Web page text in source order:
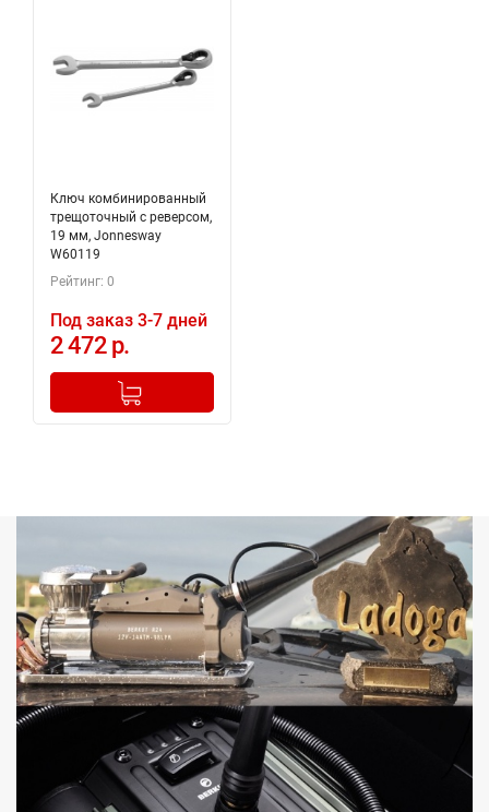
Ключ комбинированный
трещоточный с реверсом,
19 мм, Jonnesway
W60119
Рейтинг: 0
Под заказ 3-7 дней
2 472 р.
+
Добавлено в корзину